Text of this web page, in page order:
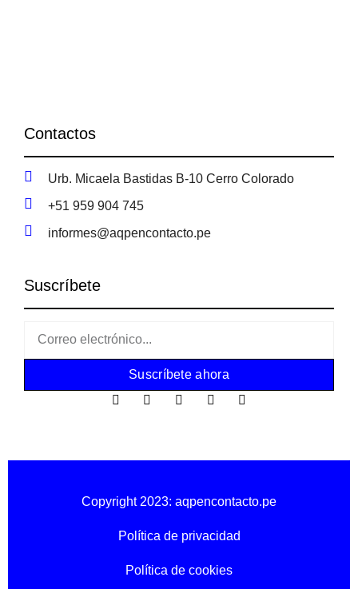
Contactos
Urb. Micaela Bastidas B-10 Cerro Colorado
+51 959 904 745
informes@aqpencontacto.pe
Suscríbete
Suscríbete ahora
Copyright 2023: aqpencontacto.pe
Política de privacidad
Política de cookies